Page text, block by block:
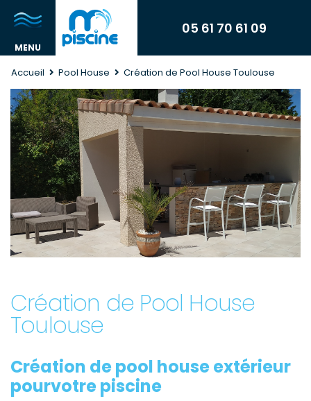
05 61 70 61 09
Accueil Pool House Création de Pool House Toulouse
Création de Pool House
Toulouse
Création de pool house extérieur
pourvotre piscine